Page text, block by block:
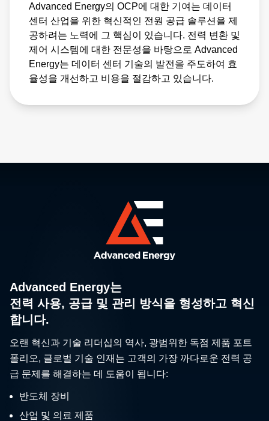
Advanced Energy의 OCP에 대한 기여는 데이터
센터 산업을 위한 혁신적인 전원 공급 솔루션을 제
공하려는 노력에 그 핵심이 있습니다. 전력 변환 및
제어 시스템에 대한 전문성을 바탕으로 Advanced
Energy는 데이터 센터 기술의 발전을 주도하여 효
율성을 개선하고 비용을 절감하고 있습니다.
Advanced Energy는
전력 사용, 공급 및 관리 방식을 형성하고 혁신
합니다.
오랜 혁신과 기술 리더십의 역사, 광범위한 독점 제품 포트
폴리오, 글로벌 기술 인재는 고객의 가장 까다로운 전력 공
급 문제를 해결하는 데 도움이 됩니다:
반도체 장비
산업 및 의료 제품